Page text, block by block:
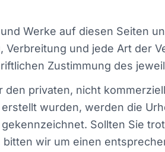
Werke auf diesen Seiten
und jede Art der
Zustimmung des
privaten, nicht
wurden, werden die
Sollten Sie
wir um einen